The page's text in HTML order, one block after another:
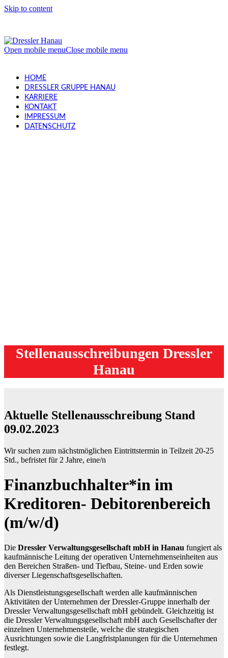
Skip to content
Open mobile menuClose mobile menu
HOME
DRESSLER GRUPPE HANAU
KARRIERE
KONTAKT
IMPRESSUM
DATENSCHUTZ
Stellenausschreibungen Dressler
Hanau
Aktuelle Stellenausschreibung Stand
09.02.2023
Wir suchen zum nächstmöglichen Eintrittstermin in Teilzeit 20-25
Std., befristet für 2 Jahre, eine/n
Finanzbuchhalter*in im
Kreditoren- Debitorenbereich
(m/w/d)
Die Dressler Verwaltungsgesellschaft mbH in Hanau fungiert als
kaufmännische Leitung der operativen Unternehmenseinheiten aus
den Bereichen Straßen- und Tiefbau, Steine- und Erden sowie
diverser Liegenschaftsgesellschaften.
Als Dienstleistungsgesellschaft werden alle kaufmännischen
Aktivitäten der Unternehmen der Dressler-Gruppe innerhalb der
Dressler Verwaltungsgesellschaft mbH gebündelt. Gleichzeitig ist
die Dressler Verwaltungsgesellschaft mbH auch Gesellschafter der
einzelnen Unternehmensteile, welche die strategischen
Ausrichtungen sowie die Langfristplanungen für die Unternehmen
festlegt.